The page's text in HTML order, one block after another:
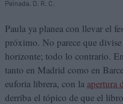
Peinada. D. R. C.
Paula ya planea con llevar el
próximo. No parece que
horizonte; todo lo contrario.
tanto en Madrid como en
euforia librera, con la apertura
derriba el tópico de que el